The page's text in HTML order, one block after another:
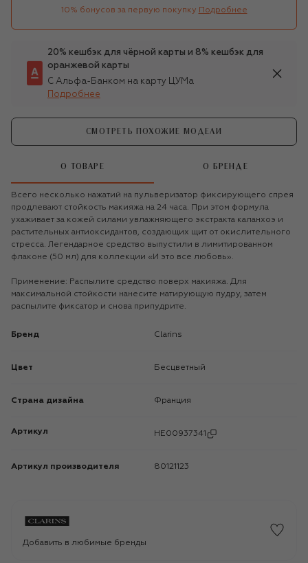
10% бонусов за первую покупку Подробнее
20% кешбэк для чёрной карты и 8% кешбэк для
оранжевой карты
С Альфа-Банком на карту ЦУМа
Подробнее
СМОТРЕТЬ ПОХОЖИЕ МОДЕЛИ
О ТОВАРЕ О БРЕНДЕ
Всего несколько нажатий на пульверизатор фиксирующего спрея
продлевают стойкость макияжа на 24 часа. При этом формула
ухаживает за кожей силами увлажняющего экстракта каланхоэ и
растительных антиоксидантов, создающих щит от окислительного
стресса. Легендарное средство выпустили в лимитированном
флаконе (50 мл) для коллекции «И это все любовь».
Применение: Распылите средство поверх макияжа. Для
максимальной стойкости нанесите матирующую пудру, затем
распылите фиксатор и снова припудрите.
Бренд Clarins
Цвет Бесцветный
Страна дизайна Франция
Артикул HE00937341
Артикул производителя 80121123
Добавить в любимые бренды